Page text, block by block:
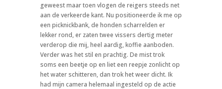
geweest maar toen vlogen de reigers steeds net
aan de verkeerde kant. Nu positioneerde ik me op
een picknickbank, de honden scharrelden er
lekker rond, er zaten twee vissers dertig meter
verderop die mij, heel aardig, koffie aanboden.
Verder was het stil en prachtig. De mist trok
soms een beetje op en liet een reepje zonlicht op
het water schitteren, dan trok het weer dicht. Ik
had mijn camera helemaal ingesteld op de actie